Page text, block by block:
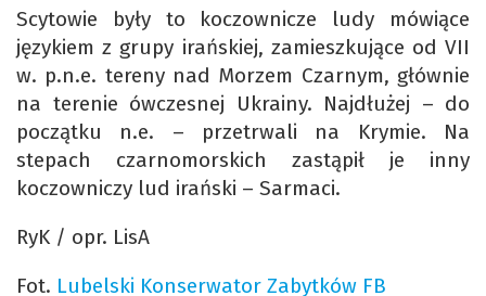
Scytowie były to koczownicze ludy mówiące
językiem z grupy irańskiej, zamieszkujące od VII
w. p.n.e. tereny nad Morzem Czarnym, głównie
na terenie ówczesnej Ukrainy. Najdłużej – do
początku n.e. – przetrwali na Krymie. Na
stepach czarnomorskich zastąpił je inny
koczowniczy lud irański – Sarmaci.
RyK / opr. LisA
Fot. Lubelski Konserwator Zabytków FB